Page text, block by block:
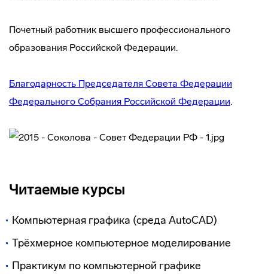
Почетный работник высшего профессионального
образования Российской Федерации.
Благодарность Председателя Совета Федерации
Федерального Собрания Российской Федерации.
Читаемые курсы
Компьютерная графика (среда AutoCAD)
Трёхмерное компьютерное моделирование
Практикум по компьютерной графике